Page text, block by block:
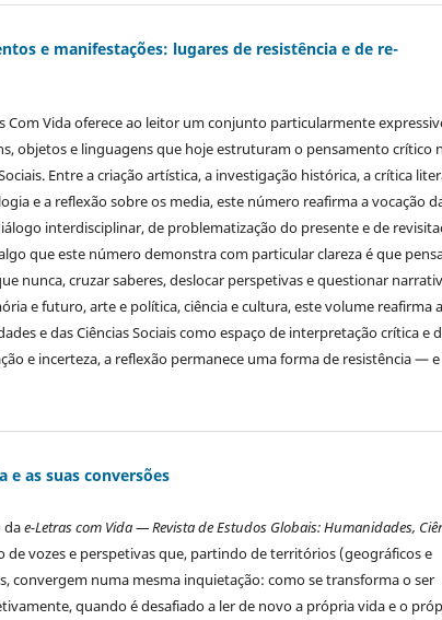
e manifestações: lugares de resistência e de re-
Com Vida oferece ao leitor um conjunto particularmente
objetos e linguagens que hoje estruturam o pensamento crítico
Entre a criação artística, a investigação histórica, a crítica
e a reflexão sobre os media, este número reafirma a vocação
interdisciplinar, de problematização do presente e de
que este número demonstra com particular clareza é que
nunca, cruzar saberes, deslocar perspetivas e questionar
e futuro, arte e política, ciência e cultura, este volume reafirma
e das Ciências Sociais como espaço de interpretação crítica e
e incerteza, a reflexão permanece uma forma de resistência — e
e as suas conversões
dae-Letras com Vida — Revista de Estudos Globais: Humanidades,
de vozes e perspetivas que, partindo de territórios (geográficos e
convergem numa mesma inquietação: como se transforma o ser
quando é desafiado a ler de novo a própria vida e o